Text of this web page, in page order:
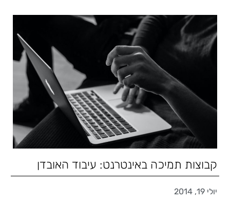
קבוצות תמיכה באינטרנט: עיבוד האובדן
יולי 19, 2014